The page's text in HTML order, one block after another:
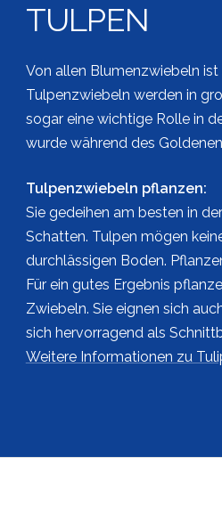
TULPEN
Von allen Blumenzwiebeln
Tulpenzwiebeln werden in
sogar eine wichtige Rolle in
wurde während des
Tulpenzwiebeln pflanzen:
Sie gedeihen am besten in
Schatten. Tulpen mögen
durchlässigen Boden.
Für ein gutes Ergebnis
Zwiebeln. Sie eignen sich
sich hervorragend als
Weitere Informationen zu